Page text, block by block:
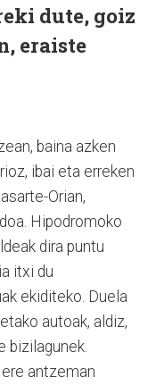
dute, goiz
eraiste
baina azken
ibai eta erreken
Orian,
Hipodromoko
dira puntu
itxi du
ekiditeko. Duela
autoak, aldiz,
bizilagunek.
antzeman